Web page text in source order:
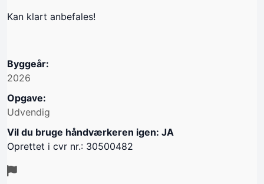
Kan klart anbefales!
Byggeår:
2026
Opgave:
Udvendig
Vil du bruge håndværkeren igen: JA
Oprettet i cvr nr.: 30500482